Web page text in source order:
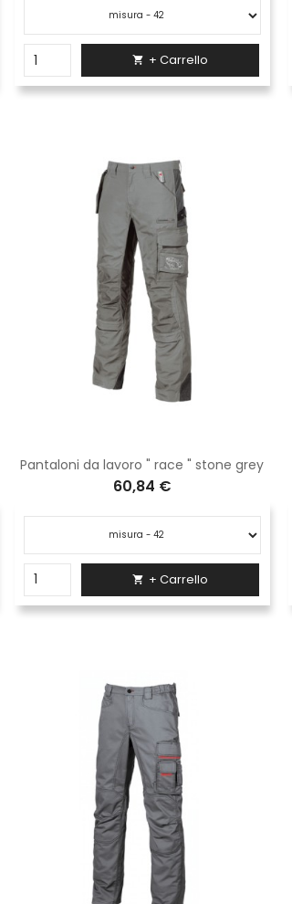
 + Carrello
Pantaloni da lavoro " race " stone grey
60,84 €
 + Carrello